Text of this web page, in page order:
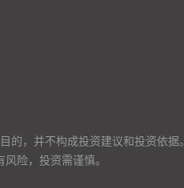
，并不构成投资建议和投资依据。
险，投资需谨慎。